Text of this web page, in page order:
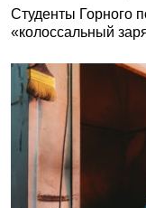
Студенты Горного
«колоссальный